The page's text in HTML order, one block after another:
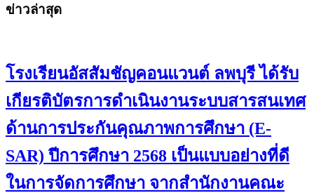
ข่าวล่าสุด
โรงเรียนอัสสัมชัญคอนแวนต์ ลพบุรี ได้รับ
เกียรติบัตรการดำเนินงานระบบสารสนเทศ
ด้านการประกันคุณภาพการศึกษา (E-
SAR) ปีการศึกษา 2568 เป็นแบบอย่างที่ดี
ในการจัดการศึกษา จากสำนักงานคณะ